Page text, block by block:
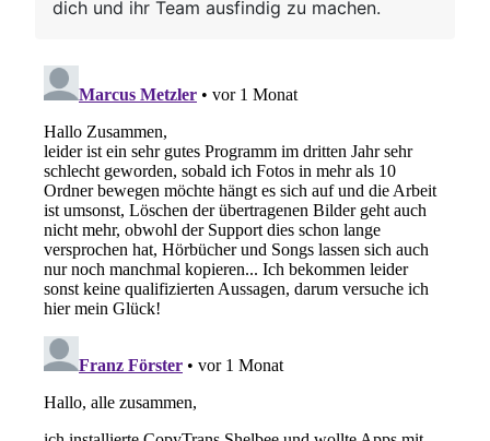
dich und ihr Team ausfindig zu machen.